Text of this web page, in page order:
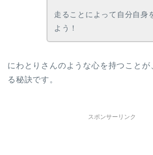
走ることによって自分自身
よう！
にわとりさんのような心を持つことが
る秘訣です。
スポンサーリンク